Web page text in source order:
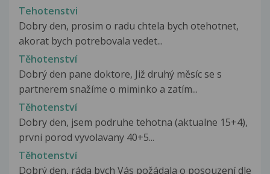
Tehotenstvi
Dobry den, prosim o radu chtela bych otehotnet,
akorat bych potrebovala vedet...
Těhotenství
Dobrý den pane doktore, Již druhý měsíc se s
partnerem snažíme o miminko a zatím...
Těhotenství
Dobry den, jsem podruhe tehotna (aktualne 15+4),
prvni porod vyvolavany 40+5...
Těhotenství
Dobrý den, ráda bych Vás požádala o posouzení dle